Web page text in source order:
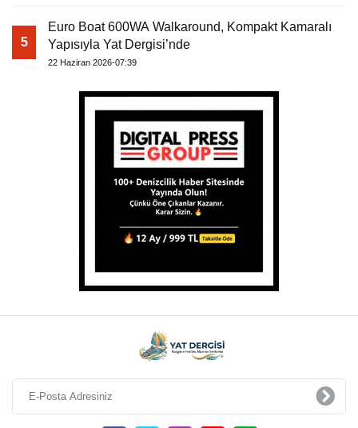
5
Euro Boat 600WA Walkaround, Kompakt Kamaralı
Yapısıyla Yat Dergisi’nde
22 Haziran 2026-07:39